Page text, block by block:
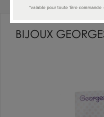
BIJOUX